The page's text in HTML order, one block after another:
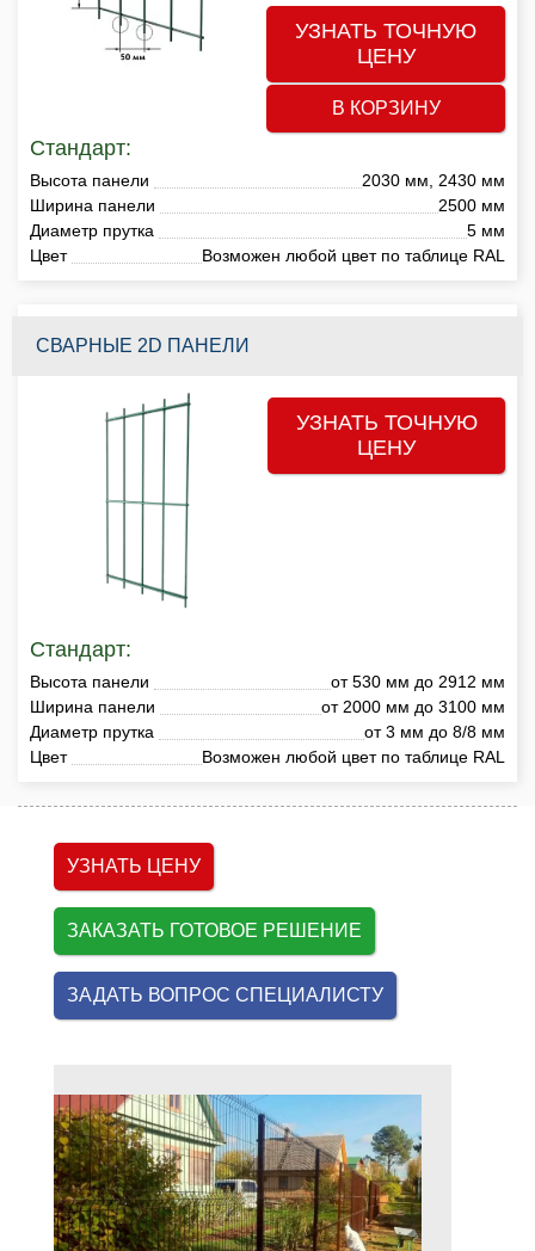
УЗНАТЬ ТОЧНУЮ
ЦЕНУ
В КОРЗИНУ
Стандарт:
Высота панели
2030 мм, 2430 мм
Ширина панели
2500 мм
Диаметр прутка
5 мм
Цвет
Возможен любой цвет по таблице RAL
СВАРНЫЕ 2D ПАНЕЛИ
УЗНАТЬ ТОЧНУЮ
ЦЕНУ
Стандарт:
Высота панели
от 530 мм до 2912 мм
Ширина панели
от 2000 мм до 3100 мм
Диаметр прутка
от 3 мм до 8/8 мм
Цвет
Возможен любой цвет по таблице RAL
УЗНАТЬ ЦЕНУ
ЗАКАЗАТЬ ГОТОВОЕ РЕШЕНИЕ
ЗАДАТЬ ВОПРОС СПЕЦИАЛИСТУ